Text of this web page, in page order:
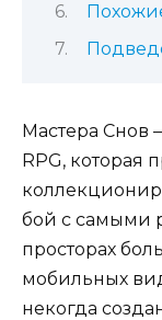
Мастера Снов
RPG, которая
бой с самыми
просторах
мобильных
некогда